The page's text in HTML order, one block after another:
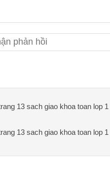
13 sach giao khoa toan lop 1
13 sach giao khoa toan lop 1